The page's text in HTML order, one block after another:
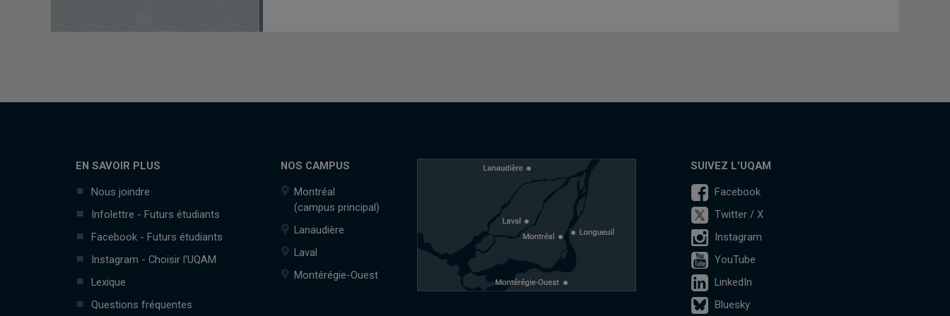
EN SAVOIR PLUS
Nous joindre
Infolettre - Futurs étudiants
Facebook - Futurs étudiants
Instagram - Choisir l'UQAM
Lexique
Questions fréquentes
NOS CAMPUS
Montréal
(campus principal)
Lanaudière
Laval
Montérégie-Ouest
SUIVEZ L'UQAM
Facebook
Twitter / X
Instagram
YouTube
LinkedIn
Bluesky